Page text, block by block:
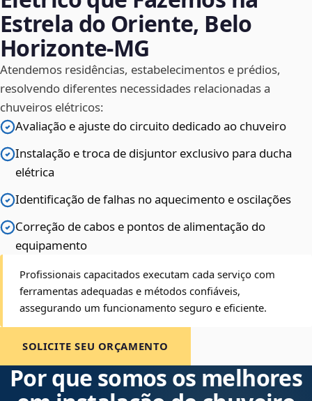
Estrela do Oriente, Belo
Horizonte‑MG
Atendemos residências, estabelecimentos e prédios,
resolvendo diferentes necessidades relacionadas a
chuveiros elétricos:
Avaliação e ajuste do circuito dedicado ao chuveiro
Instalação e troca de disjuntor exclusivo para ducha
elétrica
Identificação de falhas no aquecimento e oscilações
Correção de cabos e pontos de alimentação do
equipamento
Profissionais capacitados executam cada serviço com
ferramentas adequadas e métodos confiáveis,
assegurando um funcionamento seguro e eficiente.
SOLICITE SEU ORÇAMENTO
Por que somos os melhores